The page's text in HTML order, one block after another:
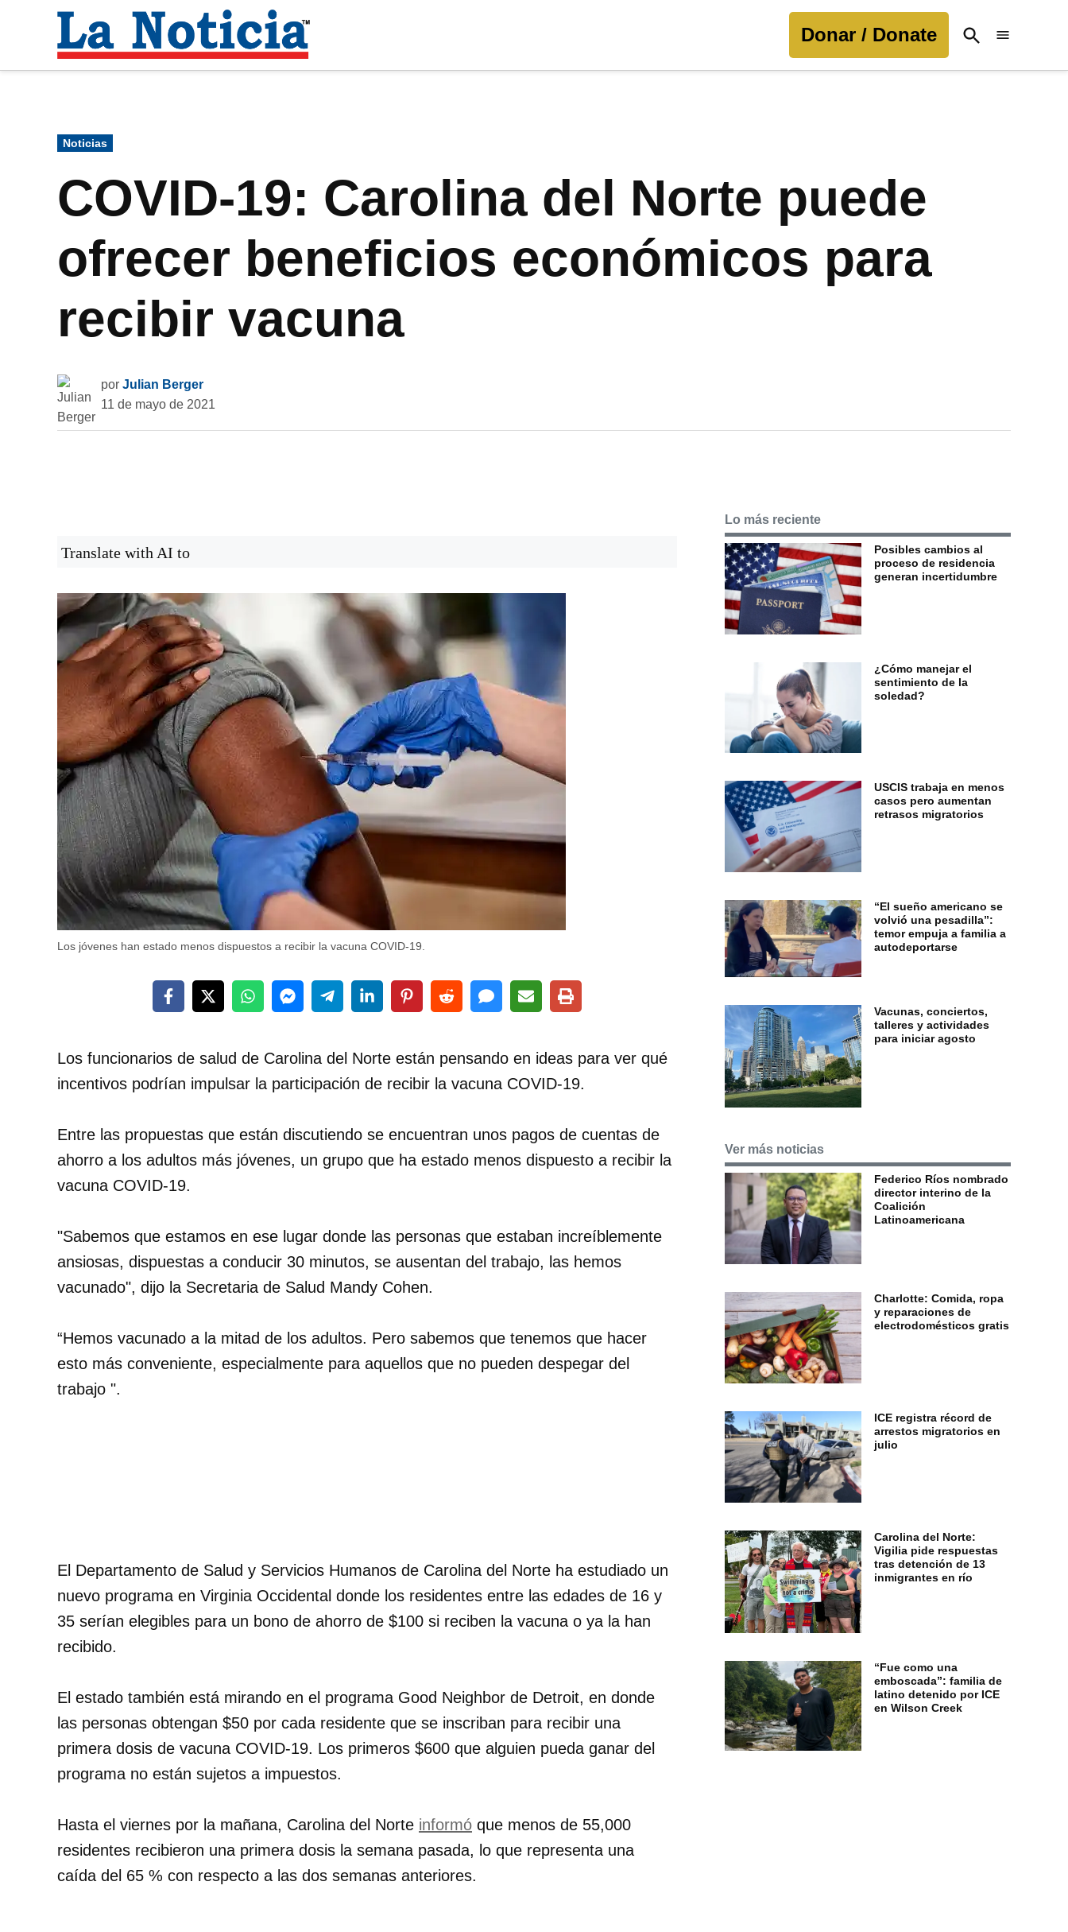
contenido
Noticia
Donar / Donate
Open
Search
Publicado
en
Noticias
COVID-19: Carolina del Norte puede
ofrecer beneficios económicos para
recibir vacuna
por Julian Berger
11 de mayo de 2021
Translate with AI to
Los jóvenes han estado menos dispuestos a recibir la vacuna COVID-19.
Los funcionarios de salud de Carolina del Norte están pensando en ideas para ver qué
incentivos podrían impulsar la participación de recibir la vacuna COVID-19.
Entre las propuestas que están discutiendo se encuentran unos pagos de cuentas de
ahorro a los adultos más jóvenes, un grupo que ha estado menos dispuesto a recibir la
vacuna COVID-19.
"Sabemos que estamos en ese lugar donde las personas que estaban increíblemente
ansiosas, dispuestas a conducir 30 minutos, se ausentan del trabajo, las hemos
vacunado", dijo la Secretaria de Salud Mandy Cohen.
“Hemos vacunado a la mitad de los adultos. Pero sabemos que tenemos que hacer
esto más conveniente, especialmente para aquellos que no pueden despegar del
trabajo ".
El Departamento de Salud y Servicios Humanos de Carolina del Norte ha estudiado un
nuevo programa en Virginia Occidental donde los residentes entre las edades de 16 y
35 serían elegibles para un bono de ahorro de $100 si reciben la vacuna o ya la han
recibido.
El estado también está mirando en el programa Good Neighbor de Detroit, en donde
las personas obtengan $50 por cada residente que se inscriban para recibir una
primera dosis de vacuna COVID-19. Los primeros $600 que alguien pueda ganar del
programa no están sujetos a impuestos.
Hasta el viernes por la mañana, Carolina del Norte informó que menos de 55,000
residentes recibieron una primera dosis la semana pasada, lo que representa una
caída del 65 % con respecto a las dos semanas anteriores.
Lo más reciente
Posibles cambios al
proceso de residencia
generan incertidumbre
¿Cómo manejar el
sentimiento de la
soledad?
USCIS trabaja en menos
casos pero aumentan
retrasos migratorios
“El sueño americano se
volvió una pesadilla”:
temor empuja a familia a
autodeportarse
Vacunas, conciertos,
talleres y actividades
para iniciar agosto
Ver más noticias
Federico Ríos nombrado
director interino de la
Coalición
Latinoamericana
Charlotte: Comida, ropa
y reparaciones de
electrodomésticos gratis
ICE registra récord de
arrestos migratorios en
julio
Carolina del Norte:
Vigilia pide respuestas
tras detención de 13
inmigrantes en río
“Fue como una
emboscada”: familia de
latino detenido por ICE
en Wilson Creek